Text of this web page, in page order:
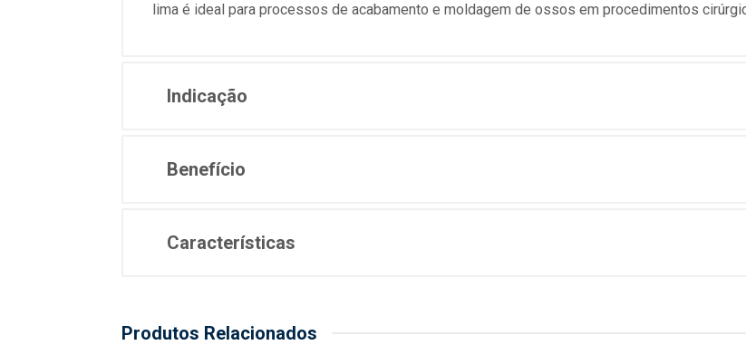
lima é ideal para processos de acabamento e moldagem de ossos em procedimentos
Indicação
Benefício
Características
Produtos Relacionados